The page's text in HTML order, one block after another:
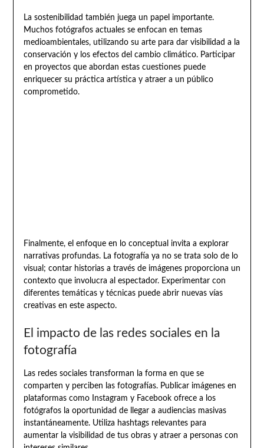
La sostenibilidad también juega un papel importante.
Muchos fotógrafos actuales se enfocan en temas
medioambientales, utilizando su arte para dar visibilidad a la
conservación y los efectos del cambio climático. Participar
en proyectos que abordan estas cuestiones puede
enriquecer su práctica artística y atraer a un público
comprometido.
Finalmente, el enfoque en lo conceptual invita a explorar
narrativas profundas. La fotografía ya no se trata solo de lo
visual; contar historias a través de imágenes proporciona un
contexto que involucra al espectador. Experimentar con
diferentes temáticas y técnicas puede abrir nuevas vías
creativas en este aspecto.
El impacto de las redes sociales en la
fotografía
Las redes sociales transforman la forma en que se
comparten y perciben las fotografías. Publicar imágenes en
plataformas como Instagram y Facebook ofrece a los
fotógrafos la oportunidad de llegar a audiencias masivas
instantáneamente. Utiliza hashtags relevantes para
aumentar la visibilidad de tus obras y atraer a personas con